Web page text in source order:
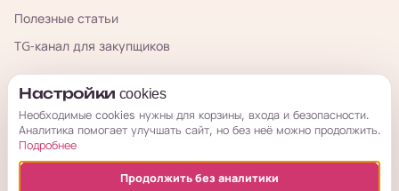
Полезные статьи
TG-канал для закупщиков
КорОпт
© 2026 КорОпт. Корейские и китайские товары из Владивостока.
Настройки cookies
Необходимые cookies нужны для корзины, входа и безопасности.
Аналитика помогает улучшать сайт, но без неё можно продолжить.
Подробнее
Продолжить без аналитики